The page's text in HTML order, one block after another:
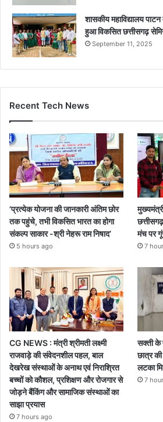
शासकीय महाविद्यालय
हुआ विकसित छत्तीसगढ़
September 11, 2025
Recent Tech News
’प्रत्येक योजना की जानकारी अंतिम छोर
तक पहुंचे, तभी विकसित भारत का होगा
संकल्प साकार -श्री नेहरू राम निषाद’
5 hours ago
मंच पर
7
CG NEWS : मंत्री श्रीमती लक्ष्मी
राजवाड़े की संवेदनशील पहल, बाल
देखरेख संस्थाओं के अनाथ एवं निराश्रित
बच्चों को कौशल, प्रशिक्षण और रोजगार से
जोड़ने बैंकिंग और सामाजिक संस्थाओं का
साझा प्रयास
7 hours ago
सक्ती के
छात्र
लटका
7